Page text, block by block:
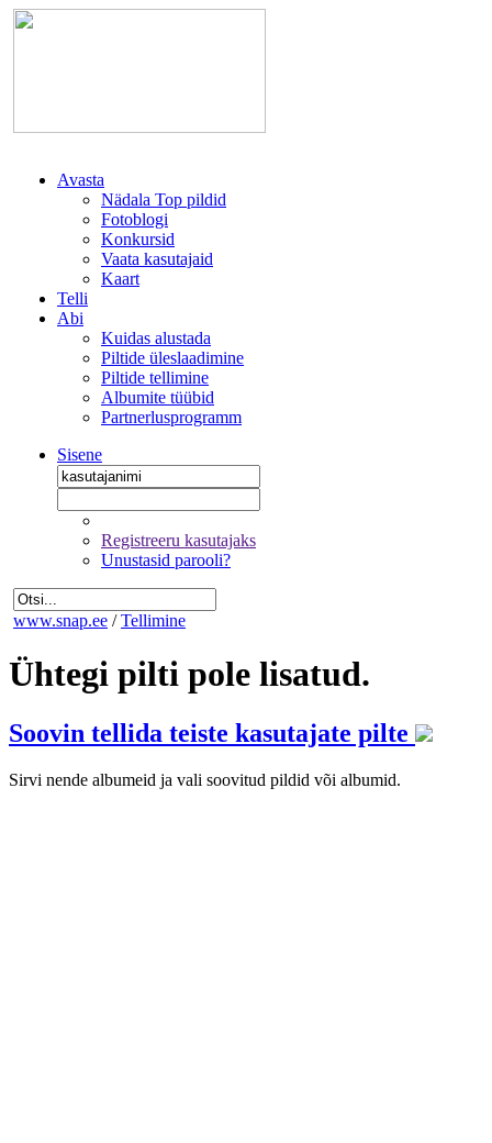
Avasta
Nädala Top pildid
Fotoblogi
Konkursid
Vaata kasutajaid
Kaart
Telli
Abi
Kuidas alustada
Piltide üleslaadimine
Piltide tellimine
Albumite tüübid
Partnerlusprogramm
Sisene
Registreeru kasutajaks
Unustasid parooli?
www.snap.ee / Tellimine
Ühtegi pilti pole lisatud.
Soovin tellida teiste kasutajate pilte
Sirvi nende albumeid ja vali soovitud pildid või albumid.